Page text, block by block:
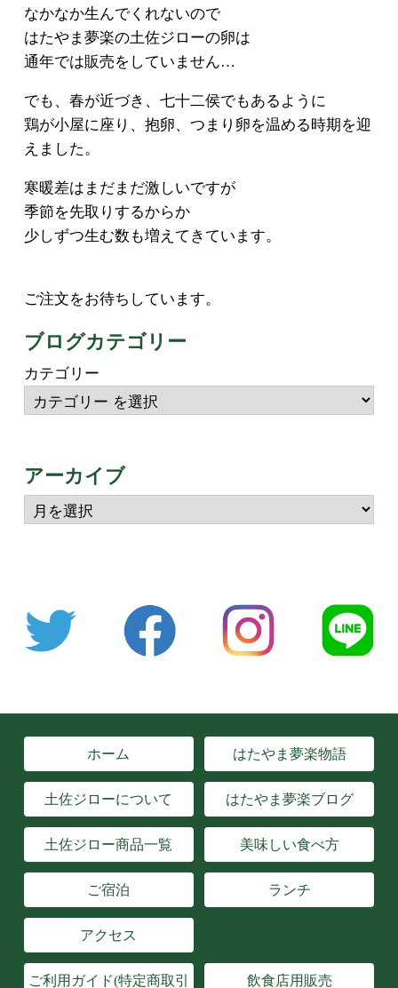
なかなか生んでくれないので
はたやま夢楽の土佐ジローの卵は
通年では販売をしていません…
でも、春が近づき、七十二侯でもあるように
鶏が小屋に座り、抱卵、つまり卵を温める時期を迎
えました。
寒暖差はまだまだ激しいですが
季節を先取りするからか
少しずつ生む数も増えてきています。
ご注文をお待ちしています。
ブログカテゴリー
カテゴリー
アーカイブ
ホーム はたやま夢楽物語
土佐ジローについて はたやま夢楽ブログ
土佐ジロー商品一覧 美味しい食べ方
ご宿泊 ランチ
アクセス
ご利用ガイド(特定商取引 飲食店用販売